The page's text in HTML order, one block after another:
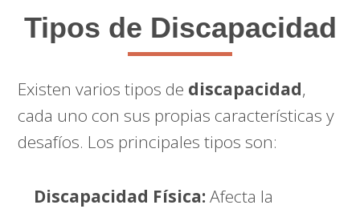
Tipos de Discapacidad
Existen varios tipos de discapacidad,
cada uno con sus propias características y
desafíos. Los principales tipos son:
Discapacidad Física:Afecta la